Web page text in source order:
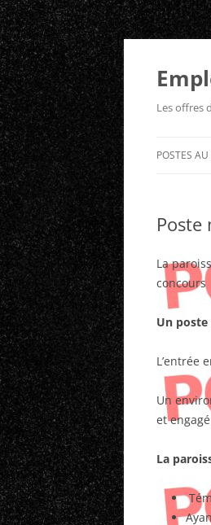
Aller
Les offres
POSTES
La
concours
Un
L’entrée
Un
et
La